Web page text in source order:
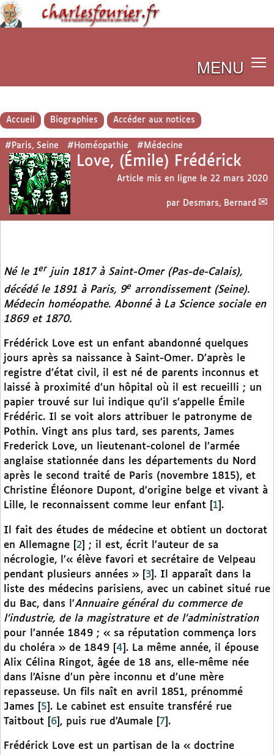
MENU
Accueil Biographies Accéder aux notices
#Paris, Seine #Homéopathie #Médecine
Love, (Émile) Frédérick
Article mis en ligne le 22 mars 2020
par Desmars, Bernard
Né le 1er juin 1817 à Saint-Omer (Pas-de-Calais),
décédé le 1891 à Paris, 9e arrondissement (Seine).
Médecin homéopathe. Abonné à La Science sociale en
1869 et 1870.
Frédérick Love est un enfant abandonné quelques
jours après sa naissance à Saint-Omer. D’après le
registre d’état civil, il est né de parents inconnus et
laissé à proximité d’un hôpital où il est recueilli ; un
papier trouvé sur lui indique qu’il s’appelle Émile
Frédéric. Il se voit alors attribuer le patronyme de
Pothin. Vingt ans plus tard, ses parents, James
Frederick Love, un lieutenant-colonel de l’armée
anglaise stationnée dans les départements du Nord
après le second traité de Paris (novembre 1815), et
Christine Éléonore Dupont, d’origine belge et vivant à
Lille, le reconnaissent comme leur enfant
1 .
Il fait des études de médecine et obtient un doctorat
en Allemagne
2
; il est, écrit l’auteur de sa
nécrologie, l’« élève favori et secrétaire de Velpeau
pendant plusieurs années »
3 . Il apparaît dans la
liste des médecins parisiens, avec un cabinet situé rue
du Bac, dans l’Annuaire général du commerce de
l’industrie, de la magistrature et de l’administration
pour l’année 1849 ; « sa réputation commença lors
du choléra » de 1849
4 . La même année, il épouse
Alix Célina Ringot, âgée de 18 ans, elle-même née
dans l’Aisne d’un père inconnu et d’une mère
repasseuse. Un fils naît en avril 1851, prénommé
James
5 . Le cabinet est ensuite transféré rue
Taitbout
6 , puis rue d’Aumale 7 .
Frédérick Love est un partisan de la « doctrine